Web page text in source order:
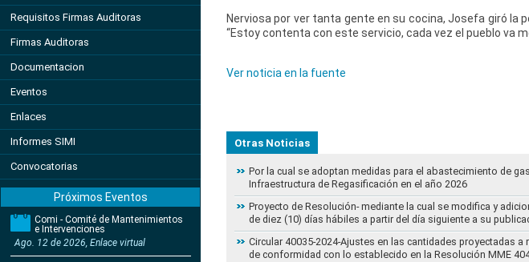
Requisitos Firmas Auditoras
Firmas Auditoras
Documentacion
Eventos
Enlaces
Informes SIMI
Convocatorias
Próximos Eventos
Comi - Comité de Mantenimientos
e Intervenciones
Ago. 12 de 2026, Enlace virtual
Nerviosa por ver tanta gente en su cocina, Josefa giró la
“Estoy contenta con este servicio, cada vez el pueblo va
Ver noticia en la fuente
Otras Noticias
Por la cual se adoptan medidas para el abastecimiento de
Infraestructura de Regasificación en el año 2026
Proyecto de Resolución- mediante la cual se modifica y
de diez (10) días hábiles a partir del día siguiente a su
Circular 40035-2024-Ajustes en las cantidades proyectadas
de conformidad con lo establecido en la Resolución MME